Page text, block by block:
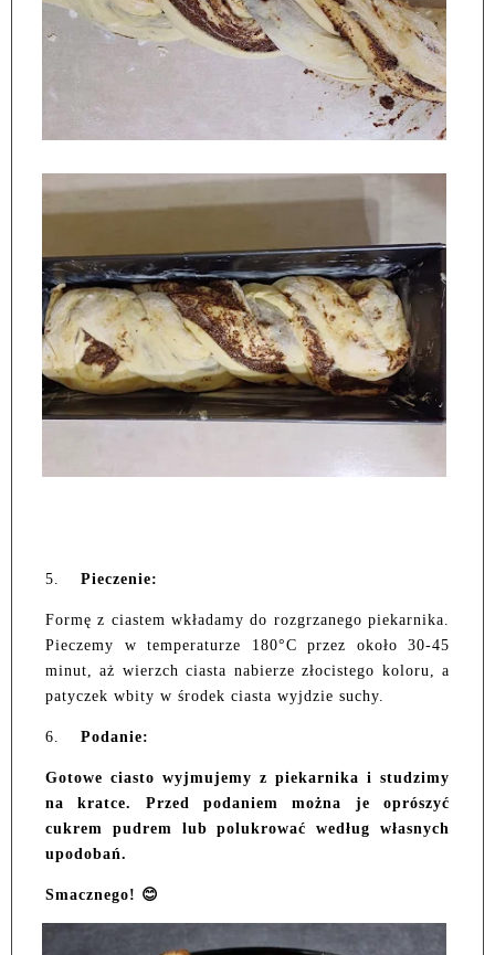
5. Pieczenie:
Formę z ciastem wkładamy do rozgrzanego piekarnika.
Pieczemy w temperaturze 180°C przez około 30-45
minut, aż wierzch ciasta nabierze złocistego koloru, a
patyczek wbity w środek ciasta wyjdzie suchy.
6. Podanie:
Gotowe ciasto wyjmujemy z piekarnika i studzimy
na kratce. Przed podaniem można je oprószyć
cukrem pudrem lub polukrować według własnych
upodobań.
Smacznego! 😊